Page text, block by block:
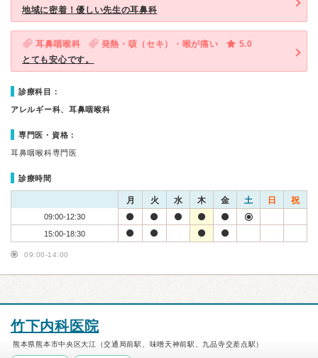
地域に密着！優しい先生の耳鼻科
耳鼻咽喉科 発熱・咳（セキ）・喉が痛い
5.0
とても安心です。
診療科目：
アレルギー科、耳鼻咽喉科
専門医・資格：
耳鼻咽喉科専門医
診療時間
月 火 水 木 金 土 日 祝
09:00-12:30
15:00-18:30
09:00-14:00
竹下内科医院
熊本県熊本市中央区大江（交通局前駅、味噌天神前駅、九品寺交差点駅）